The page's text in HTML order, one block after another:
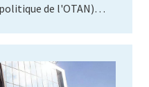
de l'OTAN)